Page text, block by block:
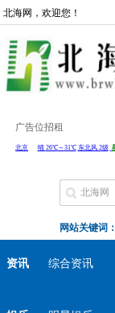
北海网，欢迎您！
广告位招租
网站关键词：
资讯 综合资讯